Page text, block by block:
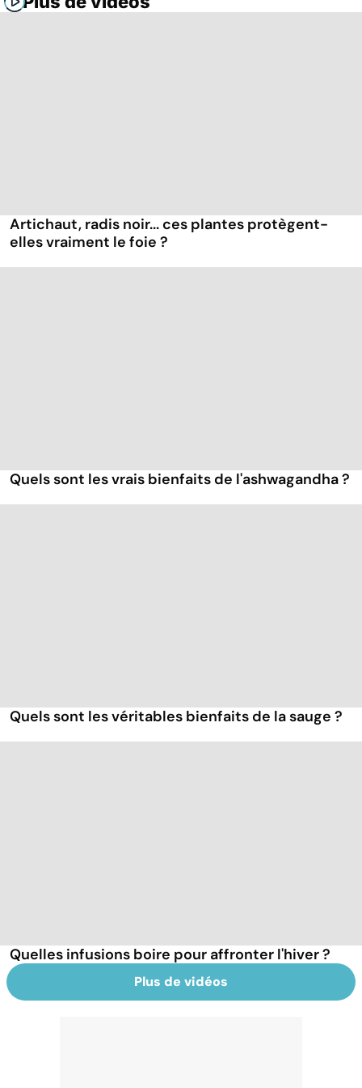
Artichaut, radis noir... ces plantes protègent-
elles vraiment le foie ?
Quels sont les vrais bienfaits de l'ashwagandha ?
Quels sont les véritables bienfaits de la sauge ?
Quelles infusions boire pour affronter l'hiver ?
Plus de vidéos